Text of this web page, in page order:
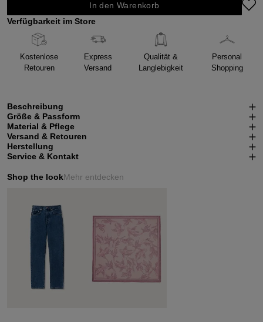
In den Warenkorb
Verfügbarkeit im Store
Kostenlose
Retouren
Express
Versand
Qualität &
Langlebigkeit
Personal
Shopping
Beschreibung
Größe & Passform
Material & Pflege
Versand & Retouren
Herstellung
Service & Kontakt
Shop the lookMehr entdecken